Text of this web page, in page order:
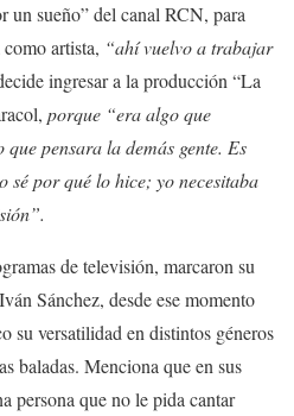
un sueño” del canal RCN, para
artista, “ahí vuelvo a trabajar
ingresar a la producción “La
porque “era algo que
pensara la demás gente. Es
sé por qué lo hice; yo necesitaba
de televisión, marcaron su
Sánchez, desde ese momento
su versatilidad en distintos géneros
baladas. Menciona que en sus
persona que no le pida cantar